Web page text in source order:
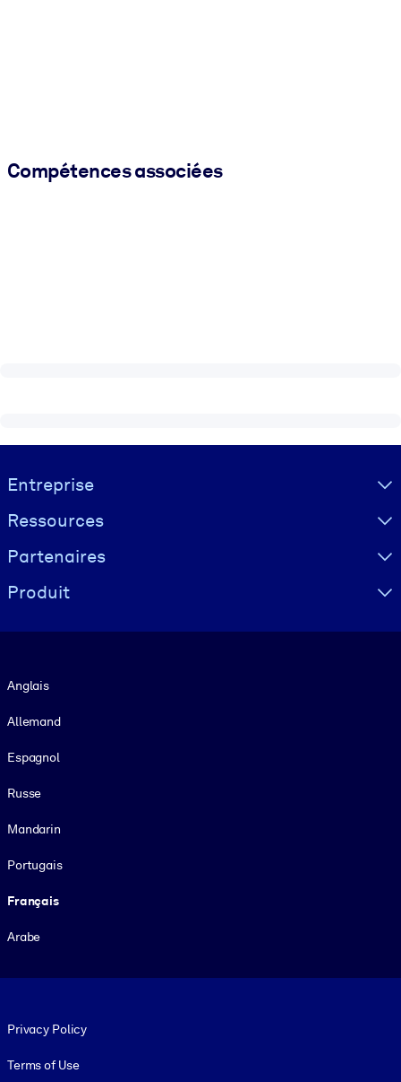
Compétences associées
Visually hidden Text
Entreprise
Ressources
Partenaires
Produit
Anglais
Allemand
Espagnol
Russe
Mandarin
Portugais
Français
Arabe
Privacy Policy
Terms of Use